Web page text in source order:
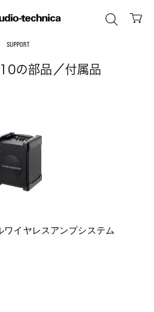
SUPPORT
の部品／付属品
ワイヤレスアンプシステム